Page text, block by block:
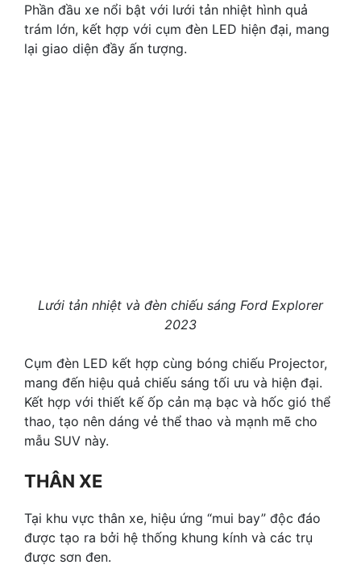
Phần đầu xe nổi bật với lưới tản nhiệt hình quả
trám lớn, kết hợp với cụm đèn LED hiện đại, mang
lại giao diện đầy ấn tượng.
Lưới tản nhiệt và đèn chiếu sáng Ford Explorer
2023
Cụm đèn LED kết hợp cùng bóng chiếu Projector,
mang đến hiệu quả chiếu sáng tối ưu và hiện đại.
Kết hợp với thiết kế ốp cản mạ bạc và hốc gió thể
thao, tạo nên dáng vẻ thể thao và mạnh mẽ cho
mẫu SUV này.
THÂN XE
Tại khu vực thân xe, hiệu ứng “mui bay” độc đáo
được tạo ra bởi hệ thống khung kính và các trụ
được sơn đen.